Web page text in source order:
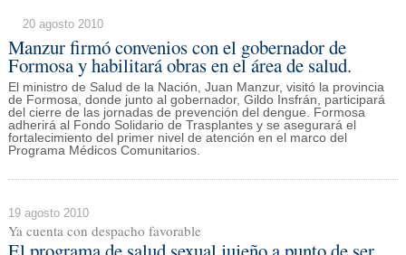
20 agosto 2010
Manzur firmó convenios con el gobernador de
Formosa y habilitará obras en el área de salud.
El ministro de Salud de la Nación, Juan Manzur, visitó la provincia
de Formosa, donde junto al gobernador, Gildo Insfrán, participará
del cierre de las jornadas de prevención del dengue. Formosa
adherirá al Fondo Solidario de Trasplantes y se asegurará el
fortalecimiento del primer nivel de atención en el marco del
Programa Médicos Comunitarios.
19 agosto 2010
Ya cuenta con despacho favorable